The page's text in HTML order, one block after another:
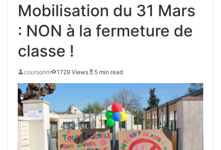
Mobilisation du 31 Mars
: NON à la fermeture de
classe !
coursonm 1729 Views 5 min read